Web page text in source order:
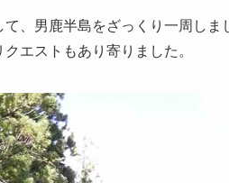
、男鹿半島をざっくり一周しま
エストもあり寄りました。